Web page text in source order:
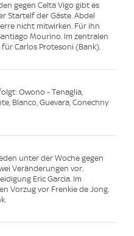
gegen Celta Vigo gibt es
Startelf der Gäste. Abdel
nicht mitwirken. Für ihn
Mourino. Im zentralen
Carlos Protesoni (Bank).
Owono - Tenaglia,
Blanco, Guevara, Conechny
unter der Woche gegen
Veränderungen vor.
Eric Garcia. Im
Vorzug vor Frenkie de Jong.